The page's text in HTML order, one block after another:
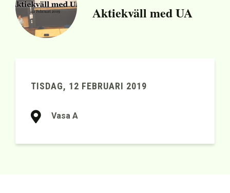
Aktiekväll med UA
TISDAG, 12 FEBRUARI 2019
Vasa A